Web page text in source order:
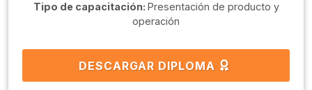
Tipo de capacitación: Presentación de producto y
operación
DESCARGAR DIPLOMA